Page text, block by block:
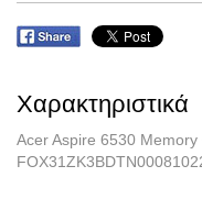
Χαρακτηριστικά
Acer Aspire 6530